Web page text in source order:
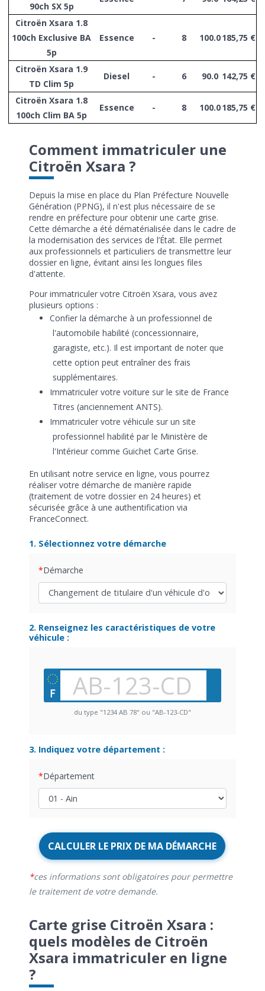
90ch SX 5p
Citroën Xsara 1.8
100ch Exclusive BA
5p
Essence - 8 100.0185,75 €
Citroën Xsara 1.9
TD Clim 5p
Diesel - 6 90.0 142,75 €
Citroën Xsara 1.8
100ch Clim BA 5p
Essence - 8 100.0185,75 €
Comment immatriculer une
Citroën Xsara ?
Depuis la mise en place du Plan Préfecture Nouvelle
Génération (PPNG), il n'est plus nécessaire de se
rendre en préfecture pour obtenir une carte grise.
Cette démarche a été dématérialisée dans le cadre de
la modernisation des services de l’État. Elle permet
aux professionnels et particuliers de transmettre leur
dossier en ligne, évitant ainsi les longues files
d'attente.
Pour immatriculer votre Citroën Xsara, vous avez
plusieurs options :
Confier la démarche à un professionnel de
l'automobile habilité (concessionnaire,
garagiste, etc.). Il est important de noter que
cette option peut entraîner des frais
supplémentaires.
Immatriculer votre voiture sur le site de France
Titres (anciennement ANTS).
Immatriculer votre véhicule sur un site
professionnel habilité par le Ministère de
l'Intérieur comme Guichet Carte Grise.
En utilisant notre service en ligne, vous pourrez
réaliser votre démarche de manière rapide
(traitement de votre dossier en 24 heures) et
sécurisée grâce à une authentification via
FranceConnect.
1. Sélectionnez votre démarche
Démarche
2. Renseignez les caractéristiques de votre
véhicule :
du type "1234 AB 78" ou "AB-123-CD"
3. Indiquez votre département :
Département
CALCULER LE PRIX DE MA DÉMARCHE
ces informations sont obligatoires pour permettre
le traitement de votre demande.
Carte grise Citroën Xsara :
quels modèles de Citroën
Xsara immatriculer en ligne
?